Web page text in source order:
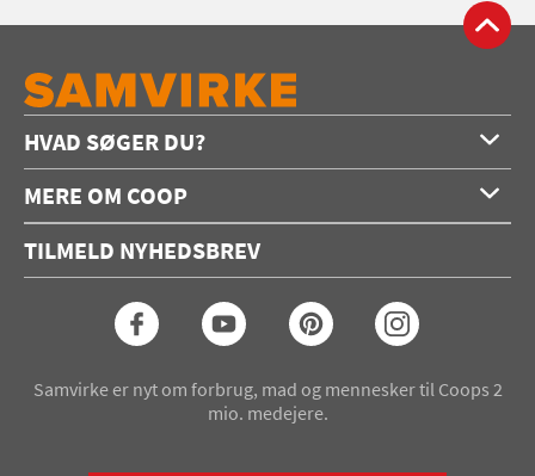
HVAD SØGER DU?
Opskrifter
Konkurrencer
Seneste Samvirke-magasin
MERE OM COOP
Annoncering
Coop medlem
TILMELD NYHEDSBREV
Samvirke er nyt om forbrug, mad og mennesker til Coops 2
mio. medejere.